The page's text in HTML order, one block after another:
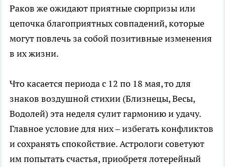
Раков же ожидают приятные сюрпризы или
цепочка благоприятных совпадений, которые
могут повлечь за собой позитивные изменения
в их жизни.
Что касается периода с 12 по 18 мая, то для
знаков воздушной стихии (Близнецы, Весы,
Водолей) эта неделя сулит гармонию и удачу.
Главное условие для них – избегать конфликтов
и сохранять спокойствие. Астрологи советуют
им попытать счастья, приобретя лотерейный